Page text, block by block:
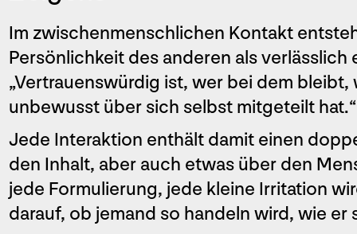
Im zwischenmenschlichen Kontakt
Persönlichkeit des anderen als
„Vertrauenswürdig ist, wer bei dem
unbewusst über sich selbst mitgeteilt
Jede Interaktion enthält damit einen
den Inhalt, aber auch etwas über den
jede Formulierung, jede kleine Irritation
darauf, ob jemand so handeln wird, wie er